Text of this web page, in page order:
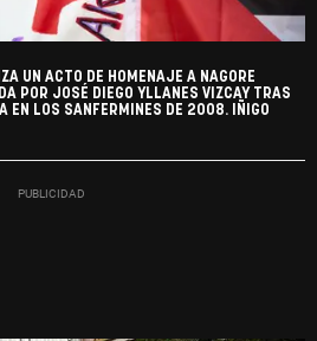
UN ACTO DE HOMENAJE A NAGORE
POR JOSÉ DIEGO YLLANES VIZCAY TRAS
EN LOS SANFERMINES DE 2008. IÑIGO